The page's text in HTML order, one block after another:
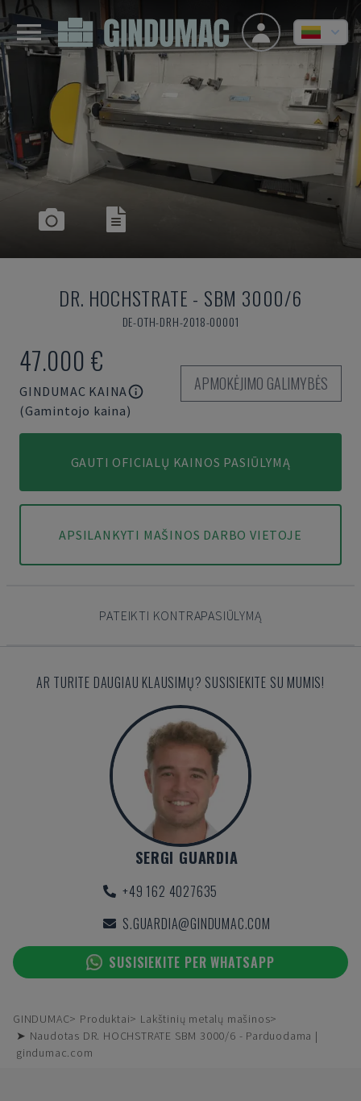
DR. HOCHSTRATE - SBM 3000/6
DE-OTH-DRH-2018-00001
47.000 €
GINDUMAC KAINA
(Gamintojo kaina)
APMOKĖJIMO GALIMYBĖS
GAUTI OFICIALŲ KAINOS PASIŪLYMĄ
APSILANKYTI MAŠINOS DARBO VIETOJE
PATEIKTI KONTRAPASIŪLYMĄ
AR TURITE DAUGIAU KLAUSIMŲ? SUSISIEKITE SU MUMIS!
SERGI GUARDIA
+49 162 4027635
S.GUARDIA@GINDUMAC.COM
SUSISIEKITE PER WHATSAPP
GINDUMAC Produktai
Lakštinių metalų mašinos
➤ Naudotas DR. HOCHSTRATE SBM 3000/6 - Parduodama |
gindumac.com